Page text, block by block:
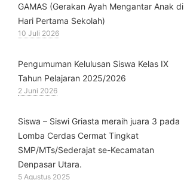
GAMAS (Gerakan Ayah Mengantar Anak di
Hari Pertama Sekolah)
10 Juli 2026
Pengumuman Kelulusan Siswa Kelas IX
Tahun Pelajaran 2025/2026
2 Juni 2026
Siswa – Siswi Griasta meraih juara 3 pada
Lomba Cerdas Cermat Tingkat
SMP/MTs/Sederajat se-Kecamatan
Denpasar Utara.
5 Agustus 2025